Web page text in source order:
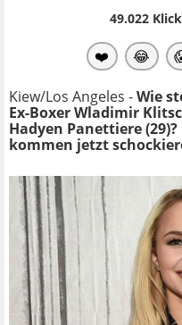
49.022
❤️ 😂
Kiew/Los Angeles -Wie
Ex-Boxer Wladimir
Hadyen Panettiere
kommen jetzt